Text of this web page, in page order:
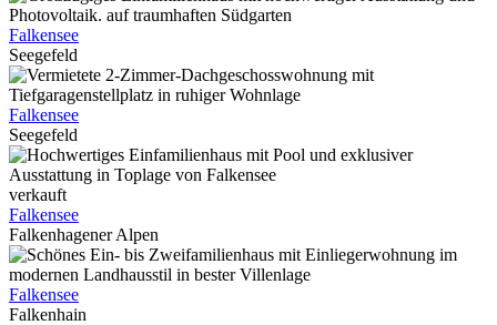
Falkensee
Seegefeld
Falkensee
Seegefeld
verkauft
Falkensee
Falkenhagener Alpen
Falkensee
Falkenhain